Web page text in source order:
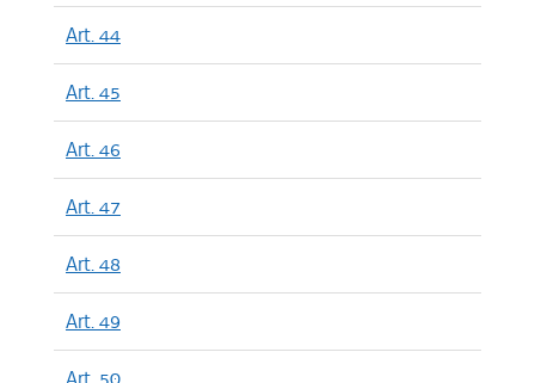
Art. 44
Art. 45
Art. 46
Art. 47
Art. 48
Art. 49